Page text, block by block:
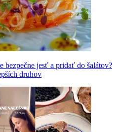
bezpečne jesť a pridať do šalátov?
druhov